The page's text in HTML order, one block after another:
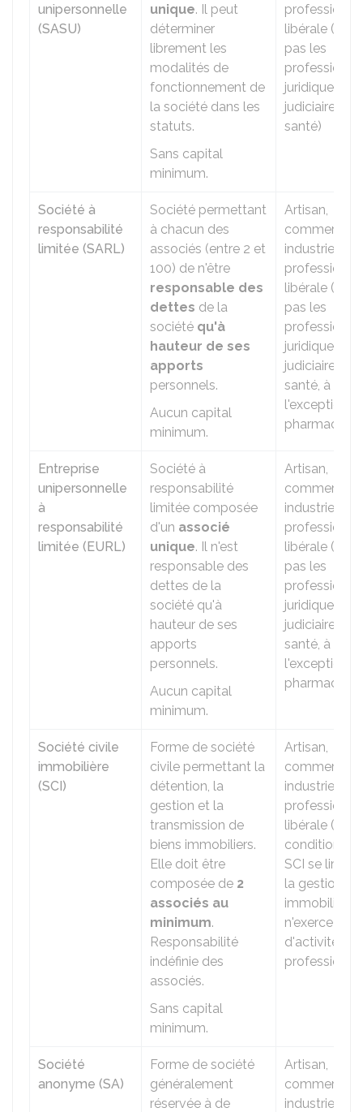
unipersonnelle
(SASU)
unique. Il peut
déterminer
librement les
modalités de
fonctionnement de
la société dans les
statuts.
Sans capital
minimum.
profession
libérale (mais
pas les
professions
juridiques,
judiciaires
santé)
Société à
responsabilité
limitée (SARL)
Société permettant
à chacun des
associés (entre 2 et
100) de n'être
responsable des
dettes de la
société qu'à
hauteur de ses
apports
personnels.
Aucun capital
minimum.
Artisan,
industriel,
profession
libérale (mais
pas les
professions
juridiques,
judiciaires
santé, à
l'exception
Entreprise
unipersonnelle
à
responsabilité
limitée (EURL)
Société à
responsabilité
limitée composée
d'un associé
unique. Il n'est
responsable des
dettes de la
société qu'à
hauteur de ses
apports
personnels.
Aucun capital
minimum.
Artisan,
industriel,
profession
libérale (mais
pas les
professions
juridiques,
judiciaires
santé, à
l'exception
Société civile
immobilière
(SCI)
Forme de société
civile permettant la
détention, la
gestion et la
transmission de
biens immobiliers.
Elle doit être
composée de 2
associés au
minimum.
Responsabilité
indéfinie des
associés.
Sans capital
minimum.
Artisan,
industriel,
profession
libérale (à
condition
SCI se limite
la gestion
immobilière
n'exerce pas
d'activité
Société
anonyme (SA)
Forme de société
généralement
réservée à de
Artisan,
industriel